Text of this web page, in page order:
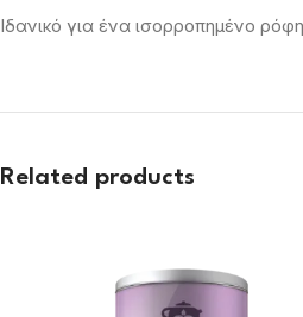
Ιδανικό για ένα ισορροπημένο
Related products